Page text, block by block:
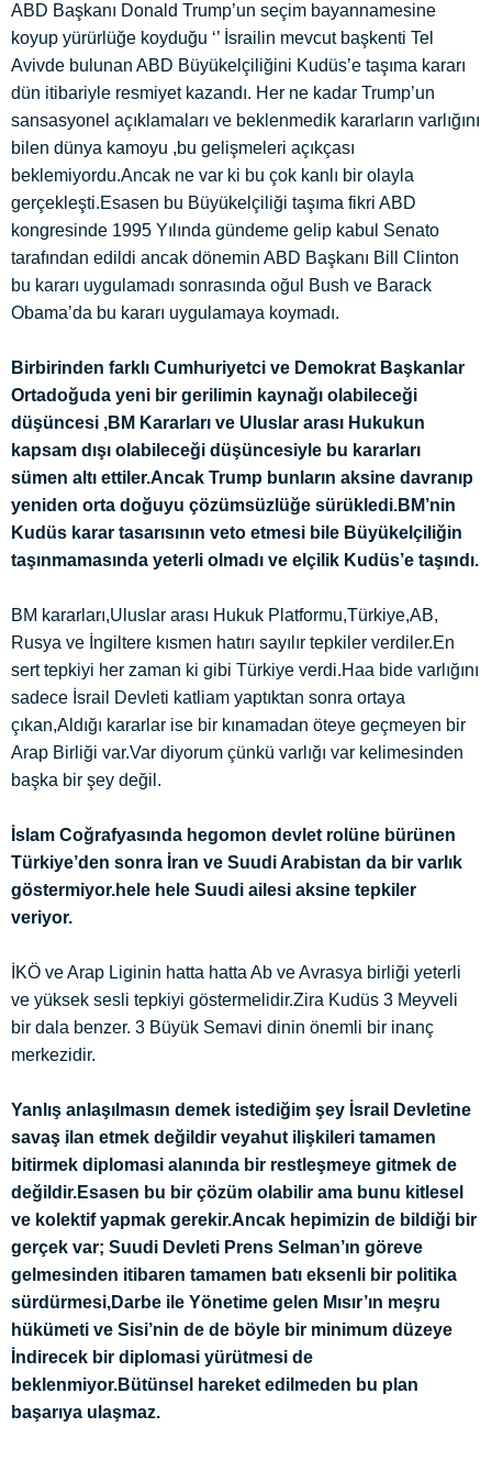
ABD Başkanı Donald Trump’un seçim bayannamesine
koyup yürürlüğe koyduğu ‘’ İsrailin mevcut başkenti Tel
Avivde bulunan ABD Büyükelçiliğini Kudüs’e taşıma kararı
dün itibariyle resmiyet kazandı. Her ne kadar Trump’un
sansasyonel açıklamaları ve beklenmedik kararların varlığını
bilen dünya kamoyu ,bu gelişmeleri açıkçası
beklemiyordu.Ancak ne var ki bu çok kanlı bir olayla
gerçekleşti.Esasen bu Büyükelçiliği taşıma fikri ABD
kongresinde 1995 Yılında gündeme gelip kabul Senato
tarafından edildi ancak dönemin ABD Başkanı Bill Clinton
bu kararı uygulamadı sonrasında oğul Bush ve Barack
Obama’da bu kararı uygulamaya koymadı.
Birbirinden farklı Cumhuriyetci ve Demokrat Başkanlar
Ortadoğuda yeni bir gerilimin kaynağı olabileceği
düşüncesi ,BM Kararları ve Uluslar arası Hukukun
kapsam dışı olabileceği düşüncesiyle bu kararları
sümen altı ettiler.Ancak Trump bunların aksine davranıp
yeniden orta doğuyu çözümsüzlüğe sürükledi.BM’nin
Kudüs karar tasarısının veto etmesi bile Büyükelçiliğin
taşınmamasında yeterli olmadı ve elçilik Kudüs’e taşındı.
BM kararları,Uluslar arası Hukuk Platformu,Türkiye,AB,
Rusya ve İngiltere kısmen hatırı sayılır tepkiler verdiler.En
sert tepkiyi her zaman ki gibi Türkiye verdi.Haa bide varlığını
sadece İsrail Devleti katliam yaptıktan sonra ortaya
çıkan,Aldığı kararlar ise bir kınamadan öteye geçmeyen bir
Arap Birliği var.Var diyorum çünkü varlığı var kelimesinden
başka bir şey değil.
İslam Coğrafyasında hegomon devlet rolüne bürünen
Türkiye’den sonra İran ve Suudi Arabistan da bir varlık
göstermiyor.hele hele Suudi ailesi aksine tepkiler
veriyor.
İKÖ ve Arap Liginin hatta hatta Ab ve Avrasya birliği yeterli
ve yüksek sesli tepkiyi göstermelidir.Zira Kudüs 3 Meyveli
bir dala benzer. 3 Büyük Semavi dinin önemli bir inanç
merkezidir.
Yanlış anlaşılmasın demek istediğim şey İsrail Devletine
savaş ilan etmek değildir veyahut ilişkileri tamamen
bitirmek diplomasi alanında bir restleşmeye gitmek de
değildir.Esasen bu bir çözüm olabilir ama bunu kitlesel
ve kolektif yapmak gerekir.Ancak hepimizin de bildiği bir
gerçek var; Suudi Devleti Prens Selman’ın göreve
gelmesinden itibaren tamamen batı eksenli bir politika
sürdürmesi,Darbe ile Yönetime gelen Mısır’ın meşru
hükümeti ve Sisi’nin de de böyle bir minimum düzeye
İndirecek bir diplomasi yürütmesi de
beklenmiyor.Bütünsel hareket edilmeden bu plan
başarıya ulaşmaz.